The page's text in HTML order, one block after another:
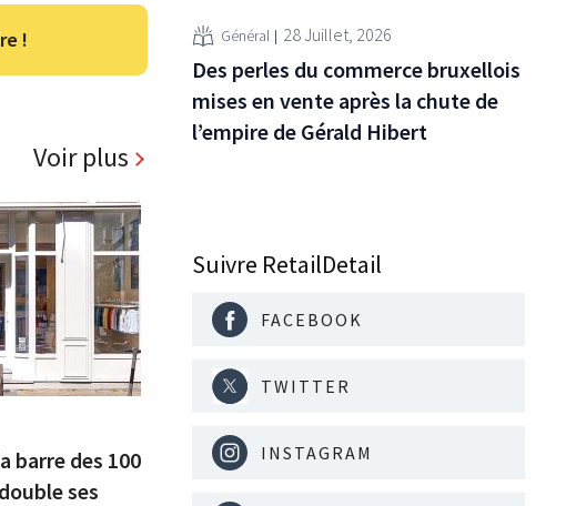
!
Voir plus
barre des 100
ses
Général 28 Juillet, 2026
Des perles du commerce bruxellois
mises en vente après la chute de
l’empire de Gérald Hibert
Suivre RetailDetail
FACEBOOK
TWITTER
INSTAGRAM